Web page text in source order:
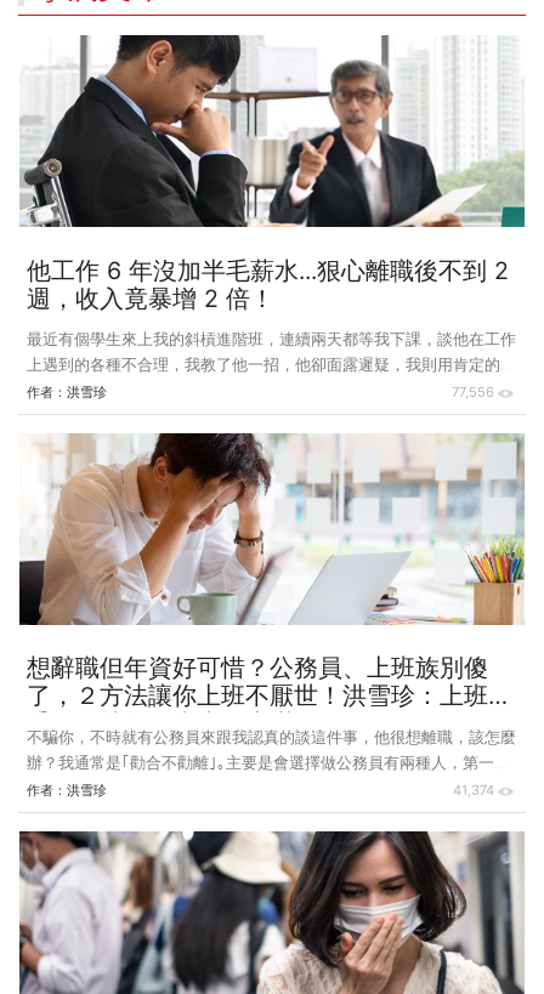
他工作 6 年沒加半毛薪水...狠心離職後不到 2
週，收入竟暴增 2 倍！
最近有個學生來上我的斜槓進階班，連續兩天都等我下課，談他在工作
上遇到的各種不合理，我教了他一招，他卻面露遲疑，我則用肯定的口
氣告訴他：「老師教的不是職涯，而是人性！聽我的就對了。｣ 好
用，未必是好事 兩個星期後，他再來上我的自媒體寫作策略班，喜不
自勝地說，老師您那招有效吔！他現在收入是過去的 2 倍，工作卻只
有以前的 1/3，可是高興之後，卻忍不住傷感起來，他問我：「為什麼
以前老闆看不見我的價值？」他被工作操到學會不少技能，每天晚上十
點還無法下班，乾脆搬到公司附近租房子住……這些老闆都知道呀，現
在給他多一倍收入，他不明白自己還
作者： 洪雪珍 77,556
想辭職但年資好可惜？公務員、上班族別傻
了，２方法讓你上班不厭世！洪雪珍：上班不
委屈，就能把班上好上滿
不騙你，不時就有公務員來跟我認真的談這件事，他很想離職，該怎麼
辦？我通常是｢勸合不勸離｣｡主要是會選擇做公務員有兩種人，第一種
人是平生有大志，想要救國救民，但是這種人少；第二種人比較多，求
的是捧個鐵飯碗，安穩做到退休，每月固定有退休金支領｡無論哪種
人，到社會多半會適應不良｡所以講句真心話，別鬧了！ 可是就是做得
痛苦不堪，比如工作內容與志趣不合，或是官僚文化，或是步調緩慢，
或是成長有限，或是其他原因……怎麼辦？其實，只需要換一個觀念﹑
用一個方法，就能夠解決！ 斜槓不只下班能做，上班時一樣能做！ 這
陣子正值月初，我的斜槓學生都要做每月的進度報告
作者： 洪雪珍 41,374